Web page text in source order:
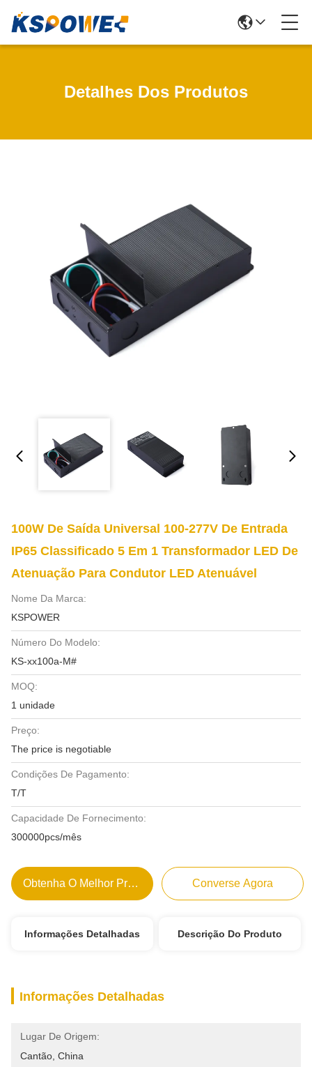
Detalhes Dos Produtos
100W De Saída Universal 100-277V De Entrada
IP65 Classificado 5 Em 1 Transformador LED De
Atenuação Para Condutor LED Atenuável
Nome Da Marca:
KSPOWER
Número Do Modelo:
KS-xx100a-M#
MOQ:
1 unidade
Preço:
The price is negotiable
Condições De Pagamento:
T/T
Capacidade De Fornecimento:
300000pcs/mês
Obtenha O Melhor Preço Converse Agora
Informações Detalhadas Descrição Do Produto
Informações Detalhadas
Lugar De Origem:
Cantão, China